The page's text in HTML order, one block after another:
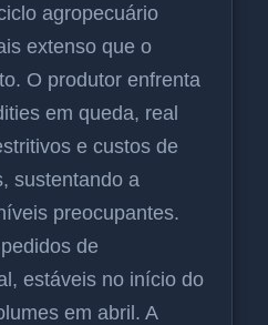
agropecuário
extenso que o
O produtor enfrenta
em queda, real
e custos de
sustentando a
preocupantes.
de
estáveis no início do
em abril. A